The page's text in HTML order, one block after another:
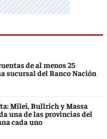
de al menos 25
sucursal del Banco Nación
Milei, Bullrich y Massa
una de las provincias del
cada uno